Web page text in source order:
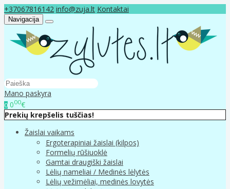
+37067816142 info@zuja.lt Kontaktai
Navigacija
Mano paskyra
0 000€
Prekių krepšelis tuščias!
Žaislai vaikams
Ergoterapiniai žaislai (kilpos)
Formelių rūšiuoklė
Gamtai draugiški žaislai
Lėlių nameliai / Medinės lėlytės
Lėlių vežimėliai, medinės lovytės